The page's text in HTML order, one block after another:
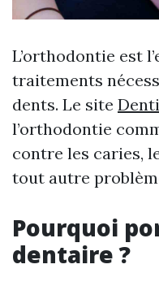
L’orthodontie est
traitements
dents. Le site
l’orthodontie
contre les caries,
tout autre
Pourquoi
dentaire ?